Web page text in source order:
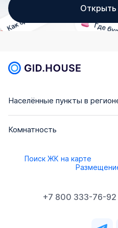
Населённые пункты в
Комнатность
Поиск ЖК на карте
+7 800 333-76-92